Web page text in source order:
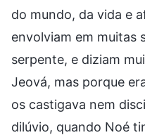
do mundo, da vida e
envolviam em muitas
serpente, e diziam
Jeová, mas porque
os castigava nem
dilúvio, quando Noé